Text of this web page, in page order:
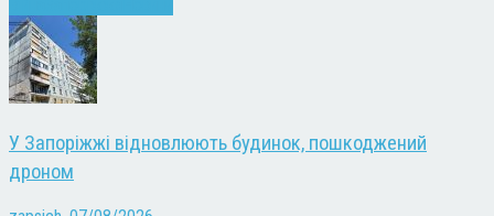
У Запоріжжі відновлюють будинок, пошкоджений
дроном